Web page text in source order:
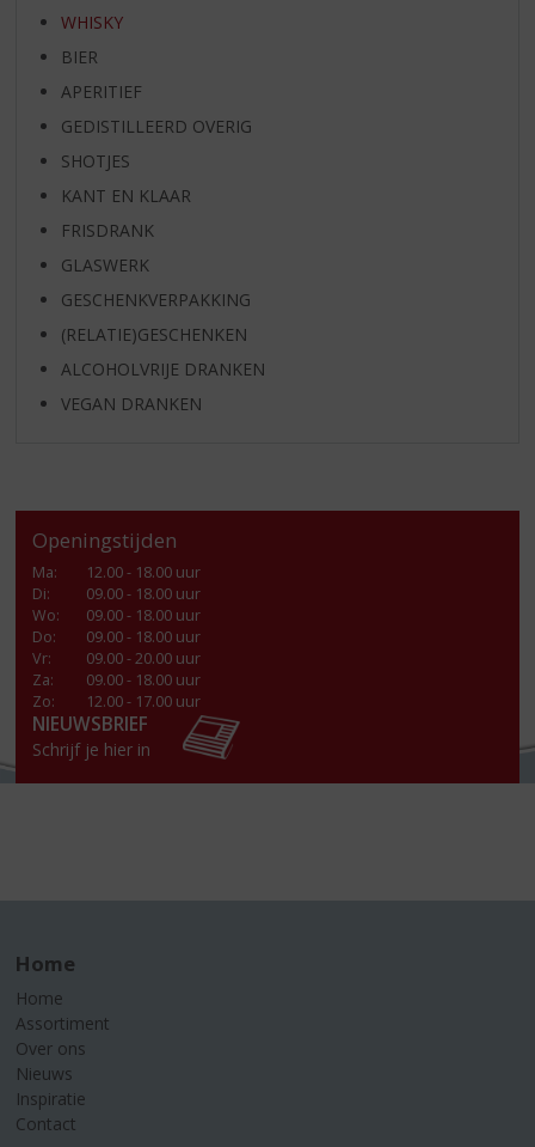
WHISKY
BIER
APERITIEF
GEDISTILLEERD OVERIG
SHOTJES
KANT EN KLAAR
FRISDRANK
GLASWERK
GESCHENKVERPAKKING
(RELATIE)GESCHENKEN
ALCOHOLVRIJE DRANKEN
VEGAN DRANKEN
Openingstijden
Ma:
12.00 - 18.00 uur
Di:
09.00 - 18.00 uur
Wo:
09.00 - 18.00 uur
Do:
09.00 - 18.00 uur
Vr:
09.00 - 20.00 uur
Za:
09.00 - 18.00 uur
Zo:
12.00 - 17.00 uur
NIEUWSBRIEF
Schrijf je hier in
Home
Home
Assortiment
Over ons
Nieuws
Inspiratie
Contact